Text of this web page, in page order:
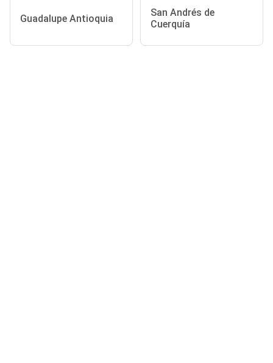
Guadalupe Antioquia
San Andrés de
Cuerquía